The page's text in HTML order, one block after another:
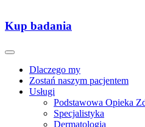
Kup badania
Dlaczego my
Zostań naszym pacjentem
Usługi
Podstawowa Opieka
Specjalistyka
Dermatologia